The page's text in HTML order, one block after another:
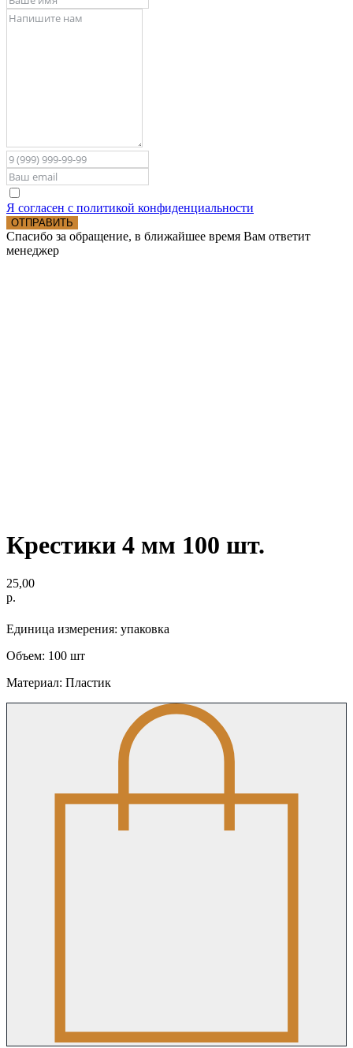
Я согласен с политикой конфиденциальности
ОТПРАВИТЬ
Спасибо за обращение, в ближайшее время Вам ответит
менеджер
Крестики 4 мм 100 шт.
25,00
р.
Единица измерения: упаковка
Объем: 100 шт
Материал: Пластик